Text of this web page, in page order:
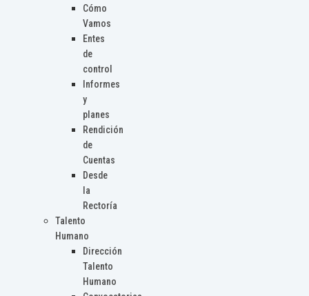
Cómo
Vamos
Entes
de
control
Informes
y
planes
Rendición
de
Cuentas
Desde
la
Rectoría
Talento
Humano
Dirección
Talento
Humano